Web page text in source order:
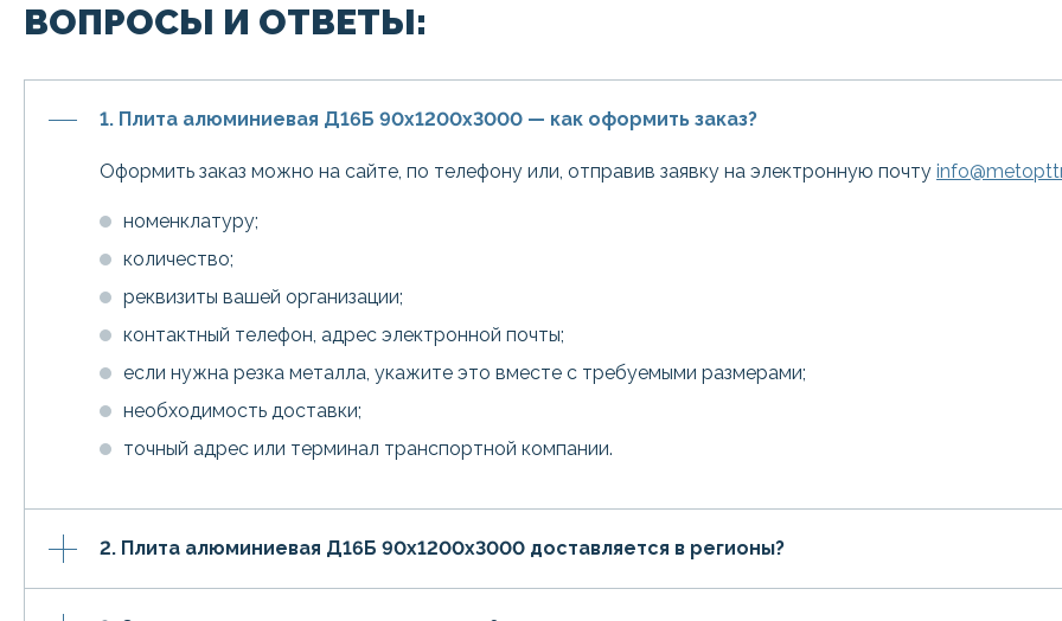
ВОПРОСЫ И ОТВЕТЫ:
1. Плита алюминиевая Д16Б 90х1200х3000 — как оформить заказ?
Оформить заказ можно на сайте, по телефону или, отправив заявку на электронную почту
номенклатуру;
количество;
реквизиты вашей организации;
контактный телефон, адрес электронной почты;
если нужна резка металла, укажите это вместе с требуемыми размерами;
необходимость доставки;
точный адрес или терминал транспортной компании.
2. Плита алюминиевая Д16Б 90х1200х3000 доставляется в регионы?